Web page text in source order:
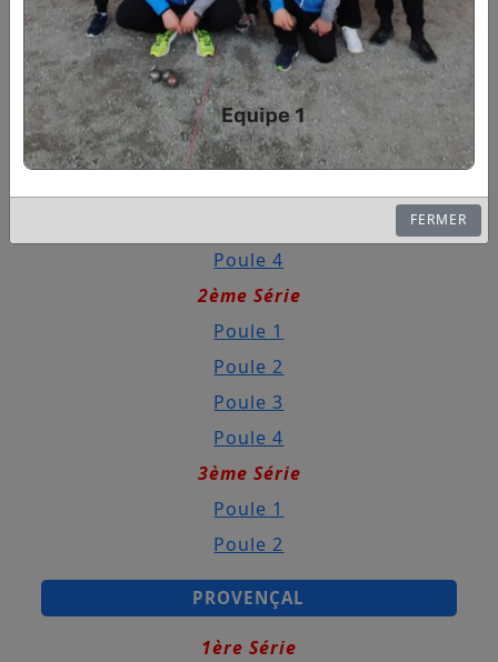
FERMER
Poule 4
VÉTÉRANS
1ère Série
Poule 1
Poule 4
2ème Série
Poule 1
Poule 2
Poule 3
Poule 4
3ème Série
Poule 1
Poule 2
PROVENÇAL
1ère Série